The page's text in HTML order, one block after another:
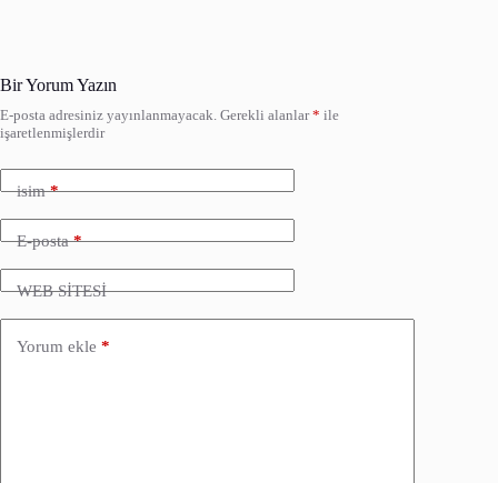
Bir Yorum Yazın
E-posta adresiniz yayınlanmayacak. Gerekli alanlar* ile
işaretlenmişlerdir
isim*
E-posta*
WEB SİTESİ
Yorum ekle *